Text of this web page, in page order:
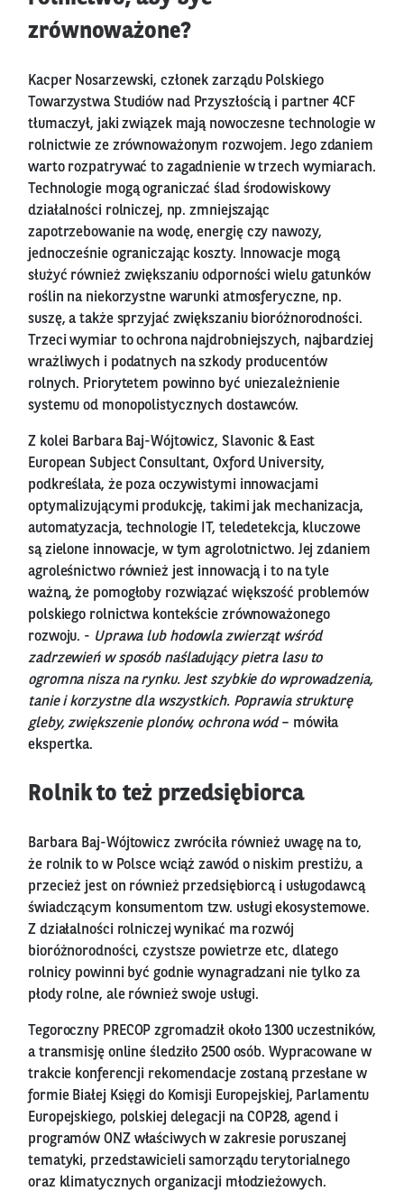
zrównoważone?
Kacper Nosarzewski, członek zarządu Polskiego
Towarzystwa Studiów nad Przyszłością i partner 4CF
tłumaczył, jaki związek mają nowoczesne technologie w
rolnictwie ze zrównoważonym rozwojem. Jego zdaniem
warto rozpatrywać to zagadnienie w trzech wymiarach.
Technologie mogą ograniczać ślad środowiskowy
działalności rolniczej, np. zmniejszając
zapotrzebowanie na wodę, energię czy nawozy,
jednocześnie ograniczając koszty. Innowacje mogą
służyć również zwiększaniu odporności wielu gatunków
roślin na niekorzystne warunki atmosferyczne, np.
suszę, a także sprzyjać zwiększaniu bioróżnorodności.
Trzeci wymiar to ochrona najdrobniejszych, najbardziej
wrażliwych i podatnych na szkody producentów
rolnych. Priorytetem powinno być uniezależnienie
systemu od monopolistycznych dostawców.
Z kolei Barbara Baj-Wójtowicz, Slavonic & East
European Subject Consultant, Oxford University,
podkreślała, że poza oczywistymi innowacjami
optymalizującymi produkcję, takimi jak mechanizacja,
automatyzacja, technologie IT, teledetekcja, kluczowe
są zielone innowacje, w tym agrolotnictwo. Jej zdaniem
agroleśnictwo również jest innowacją i to na tyle
ważną, że pomogłoby rozwiązać większość problemów
polskiego rolnictwa kontekście zrównoważonego
rozwoju. - Uprawa lub hodowla zwierząt wśród
zadrzewień w sposób naśladujący pietra lasu to
ogromna nisza na rynku. Jest szybkie do wprowadzenia,
tanie i korzystne dla wszystkich. Poprawia strukturę
gleby, zwiększenie plonów, ochrona wód– mówiła
ekspertka.
Rolnik to też przedsiębiorca
Barbara Baj-Wójtowicz zwróciła również uwagę na to,
że rolnik to w Polsce wciąż zawód o niskim prestiżu, a
przecież jest on również przedsiębiorcą i usługodawcą
świadczącym konsumentom tzw. usługi ekosystemowe.
Z działalności rolniczej wynikać ma rozwój
bioróżnorodności, czystsze powietrze etc, dlatego
rolnicy powinni być godnie wynagradzani nie tylko za
płody rolne, ale również swoje usługi.
Tegoroczny PRECOP zgromadził około 1300 uczestników,
a transmisję online śledziło 2500 osób. Wypracowane w
trakcie konferencji rekomendacje zostaną przesłane w
formie Białej Księgi do Komisji Europejskiej, Parlamentu
Europejskiego, polskiej delegacji na COP28, agend i
programów ONZ właściwych w zakresie poruszanej
tematyki, przedstawicieli samorządu terytorialnego
oraz klimatycznych organizacji młodzieżowych.